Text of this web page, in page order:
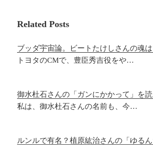
Related Posts
ブッダ宇宙論。ビートたけしさんの魂
トヨタのCMで、豊臣秀吉役をや…
御水杜石さんの「ガンにかかって」を読
私は、御水杜石さんの名前も、今…
ルンルで有名？植原紘治さんの「ゆる